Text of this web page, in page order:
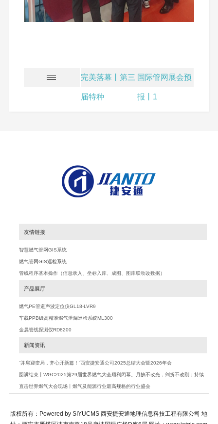
完美落幕丨第三
届特种
国际管网展会预
报丨1
友情链接
智慧燃气管网GIS系统
燃气管网GIS巡检系统
管线程序基本操作（信息录入、坐标入库、成图、图库联动改数据）
产品展厅
燃气PE管道声波定位仪GL18-LVR9
车载PPB级高精准燃气泄漏巡检系统ML300
金属管线探测仪RD8200
新闻资讯
“并肩迎变局，齐心开新篇！”西安捷安通公司2025总结大会暨2026年会
圆满结束丨WGC2025第29届世界燃气大会顺利闭幕。月缺不改光，剑折不改刚；持续
努力加大创新，积极探索行业未来
直击世界燃气大会现场丨燃气及能源行业最高规格的行业盛会
版权所有：Powered by SIYUCMS 西安捷安通地理信息科技工程有限公司 地